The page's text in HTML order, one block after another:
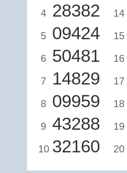
4 28382
5 09424
6 50481
7 14829
8 09959
9 43288
10 32160
14
15
16
17
18
19
20